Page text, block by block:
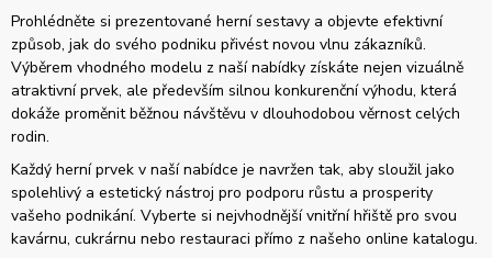
Prohlédněte si prezentované herní sestavy a objevte efektivní
způsob, jak do svého podniku přivést novou vlnu zákazníků.
Výběrem vhodného modelu z naší nabídky získáte nejen vizuálně
atraktivní prvek, ale především silnou konkurenční výhodu, která
dokáže proměnit běžnou návštěvu v dlouhodobou věrnost celých
rodin.
Každý herní prvek v naší nabídce je navržen tak, aby sloužil jako
spolehlivý a estetický nástroj pro podporu růstu a prosperity
vašeho podnikání. Vyberte si nejvhodnější vnitřní hřiště pro svou
kavárnu, cukrárnu nebo restauraci přímo z našeho online katalogu.